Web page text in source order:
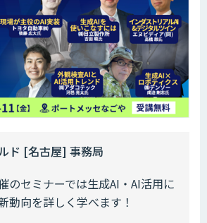
ルド [名古屋] 事務局
のセミナーでは生成AI・AI活用に
動向を詳しく学べます！